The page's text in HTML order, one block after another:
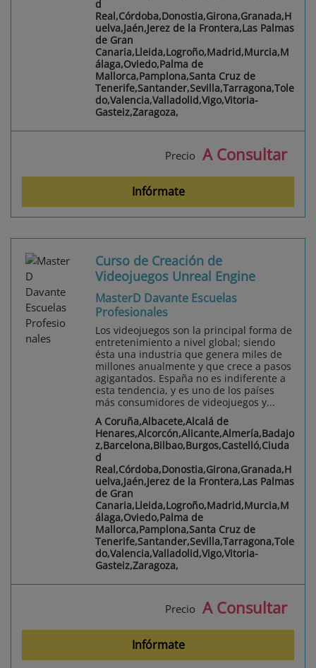
d
Real,Córdoba,Donostia,Girona,Granada,H
uelva,Jaén,Jerez de la Frontera,Las Palmas
de Gran
Canaria,Lleida,Logroño,Madrid,Murcia,M
álaga,Oviedo,Palma de
Mallorca,Pamplona,Santa Cruz de
Tenerife,Santander,Sevilla,Tarragona,Tole
do,Valencia,Valladolid,Vigo,Vitoria-
Gasteiz,Zaragoza,
Precio A Consultar
Infórmate
Curso de Creación de
Videojuegos Unreal Engine
MasterD Davante Escuelas
Profesionales
Los videojuegos son la principal forma de
entretenimiento a nivel global; siendo
ésta una industria que genera miles de
millones anualmente y que crece a pasos
agigantados. España no es indiferente a
esta tendencia, y es uno de los países
más consumidores de videojuegos y...
A Coruña,Albacete,Alcalá de
Henares,Alcorcón,Alicante,Almería,Badajo
z,Barcelona,Bilbao,Burgos,Castelló,Ciuda
d
Real,Córdoba,Donostia,Girona,Granada,H
uelva,Jaén,Jerez de la Frontera,Las Palmas
de Gran
Canaria,Lleida,Logroño,Madrid,Murcia,M
álaga,Oviedo,Palma de
Mallorca,Pamplona,Santa Cruz de
Tenerife,Santander,Sevilla,Tarragona,Tole
do,Valencia,Valladolid,Vigo,Vitoria-
Gasteiz,Zaragoza,
Precio A Consultar
Infórmate